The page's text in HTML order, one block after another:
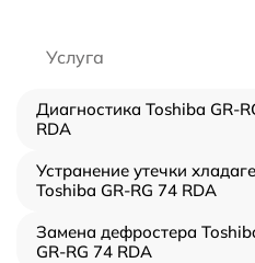
Услуга
Диагностика Toshiba GR-
RDA
Устранение утечки
Toshiba GR-RG 74 RDA
Замена дефростера
GR-RG 74 RDA